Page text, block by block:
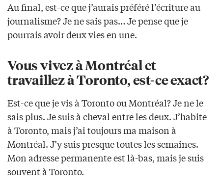
Au final, est-ce que j’aurais préféré l’écriture au
journalisme? Je ne sais pas… Je pense que je
pourrais avoir deux vies en une.
Vous vivez à Montréal et
travaillez à Toronto, est-ce exact?
Est-ce que je vis à Toronto ou Montréal? Je ne le
sais plus. Je suis à cheval entre les deux. J’habite
à Toronto, mais j’ai toujours ma maison à
Montréal. J’y suis presque toutes les semaines.
Mon adresse permanente est là-bas, mais je suis
souvent à Toronto.